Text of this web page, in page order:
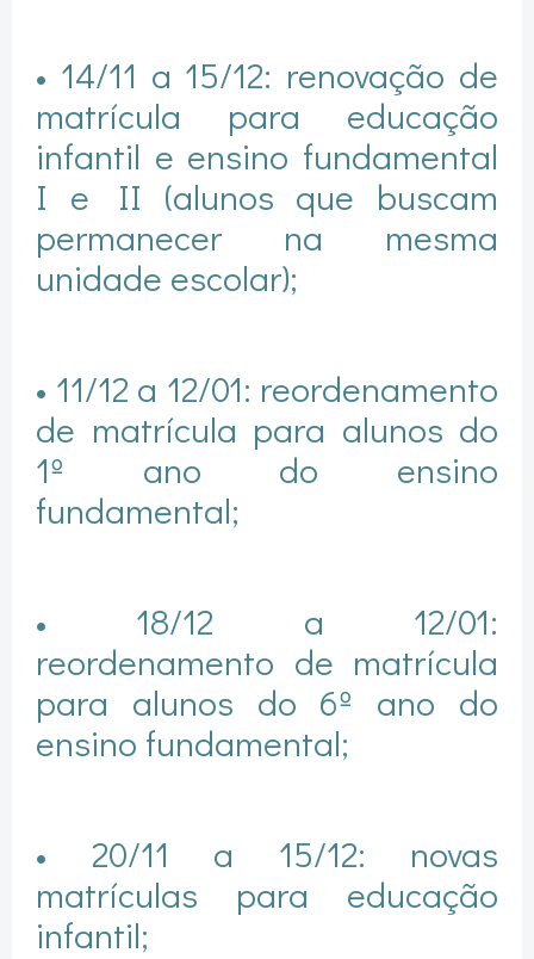
• 14/11 a 15/12: renovação de
matrícula para educação
infantil e ensino fundamental
I e II (alunos que buscam
permanecer na mesma
unidade escolar);
• 11/12 a 12/01: reordenamento
de matrícula para alunos do
1º ano do ensino
fundamental;
• 18/12 a 12/01:
reordenamento de matrícula
para alunos do 6º ano do
ensino fundamental;
• 20/11 a 15/12: novas
matrículas para educação
infantil;